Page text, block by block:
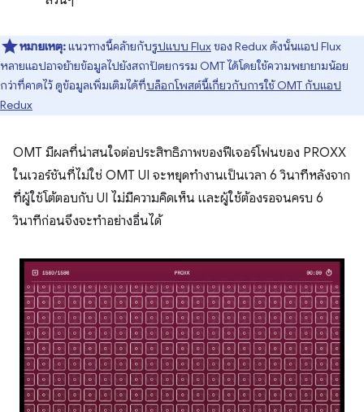
หมายเหตุ:แนวทางนี้คล้ายกับรูปแบบ Flux ของ Redux ดังนั้นแอป Flux
หลายแอปอาจย้ายข้อมูลไปยังสถาปัตยกรรม OMT ได้โดยใช้ความพยายามน้อย
กว่าที่คาดไว้ ดูข้อมูลเพิ่มเติมได้ที่บล็อกโพสต์นี้เกี่ยวกับการใช้ OMT กับแอป
Redux
OMT มีผลที่น่าสนใจต่อประสิทธิภาพของฟีเจอร์โฟนของ PROXX
ในเวอร์ชันที่ไม่ใช่ OMT UI จะหยุดทำงานเป็นเวลา 6 วินาทีหลังจาก
ที่ผู้ใช้โต้ตอบกับ UI ไม่มีความคิดเห็น และผู้ใช้ต้องรอจนครบ 6
วินาทีก่อนจึงจะทำอย่างอื่นได้